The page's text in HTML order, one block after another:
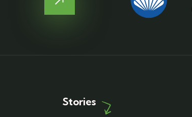
Stories